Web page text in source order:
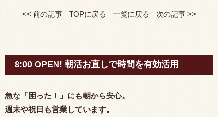
<< 前の記事 TOPに戻る 一覧に戻る 次の記事 >>
8:00 OPEN! 朝活お直しで時間を有効活用
急な「困った！」にも朝から安心。
週末や祝日も営業しています。